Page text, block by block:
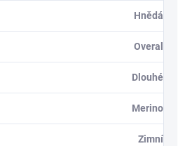
Hnědá
Overal
Dlouhé
Merino
Zimní